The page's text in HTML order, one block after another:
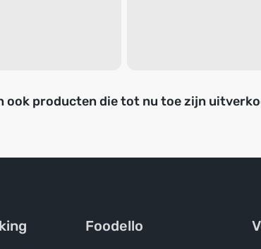
ook producten die tot nu toe zijn
Foodello